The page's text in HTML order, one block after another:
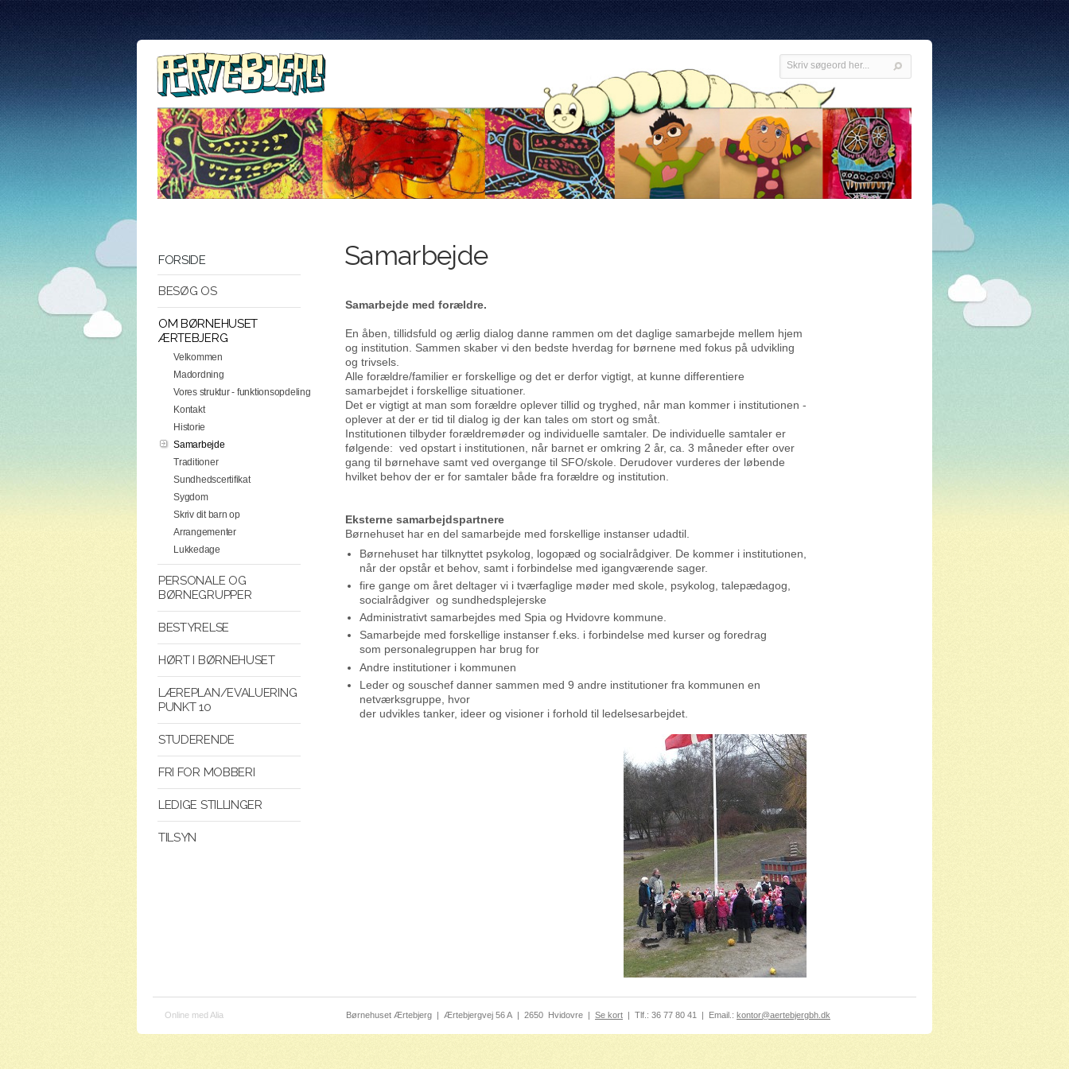
FORSIDE
BESØG OS
OM BØRNEHUSET
ÆRTEBJERG
Velkommen
Madordning
Vores struktur - funktionsopdeling
Kontakt
Historie
Samarbejde
Traditioner
Sundhedscertifikat
Sygdom
Skriv dit barn op
Arrangementer
Lukkedage
PERSONALE OG
BØRNEGRUPPER
BESTYRELSE
HØRT I BØRNEHUSET
LÆREPLAN/EVALUERING
PUNKT 10
STUDERENDE
FRI FOR MOBBERI
LEDIGE STILLINGER
TILSYN
Samarbejde
Samarbejde med forældre.
En åben, tillidsfuld og ærlig dialog danne rammen om det daglige samarbejde mellem hjem
og institution. Sammen skaber vi den bedste hverdag for børnene med fokus på udvikling
og trivsels.
Alle forældre/familier er forskellige og det er derfor vigtigt, at kunne differentiere
samarbejdet i forskellige situationer.
Det er vigtigt at man som forældre oplever tillid og tryghed, når man kommer i institutionen -
oplever at der er tid til dialog ig der kan tales om stort og småt.
Institutionen tilbyder forældremøder og individuelle samtaler. De individuelle samtaler er
følgende: ved opstart i institutionen, når barnet er omkring 2 år, ca. 3 måneder efter over
gang til børnehave samt ved overgange til SFO/skole. Derudover vurderes der løbende
hvilket behov der er for samtaler både fra forældre og institution.
Eksterne samarbejdspartnere
Børnehuset har en del samarbejde med forskellige instanser udadtil.
Børnehuset har tilknyttet psykolog, logopæd og socialrådgiver. De kommer i institutionen,
når der opstår et behov, samt i forbindelse med igangværende sager.
fire gange om året deltager vi i tværfaglige møder med skole, psykolog, talepædagog,
socialrådgiver og sundhedsplejerske
Administrativt samarbejdes med Spia og Hvidovre kommune.
Samarbejde med forskellige instanser f.eks. i forbindelse med kurser og foredrag
som personalegruppen har brug for
Andre institutioner i kommunen
Leder og souschef danner sammen med 9 andre institutioner fra kommunen en
netværksgruppe, hvor
der udvikles tanker, ideer og visioner i forhold til ledelsesarbejdet.
Online med Alia Børnehuset Ærtebjerg | Ærtebjergvej 56 A | 2650 Hvidovre | Se kort | Tlf.: 36 77 80 41 | Email.: kontor@aertebjergbh.dk